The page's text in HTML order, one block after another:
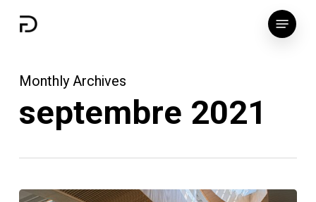
Menu
Monthly Archives
septembre 2021